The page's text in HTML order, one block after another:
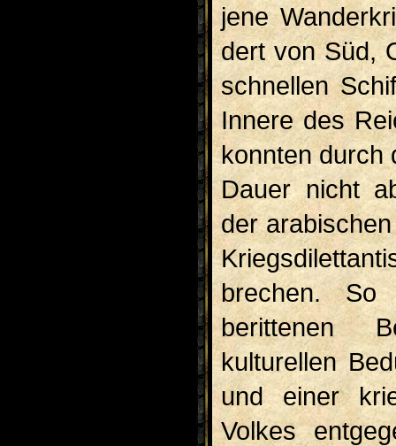
jene
dert von Süd,
schnel­len
Innere des
konnten durch
Dauer nicht
der
brechen.
berittenen
kulturellen
und einer
Volkes